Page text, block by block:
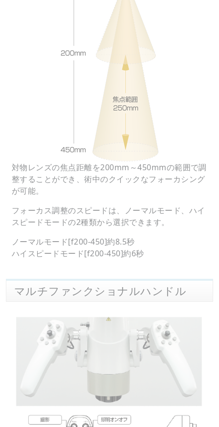
対物レンズの焦点距離を200mm～450mmの範囲で調
整することができ、術中のクイックなフォーカシング
が可能。
フォーカス調整のスピードは、ノーマルモード、ハイ
スピードモードの2種類から選択できます。
ノーマルモード[f200-450]約8.5秒
ハイスピードモード[f200-450]約6秒
マルチファンクショナルハンドル